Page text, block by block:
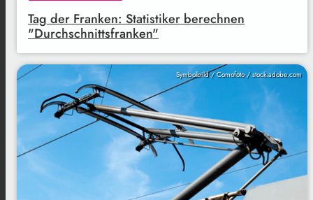
Tag der Franken: Statistiker berechnen
"Durchschnittsfranken"
Symbolbild / Comofoto / stock.adobe.com